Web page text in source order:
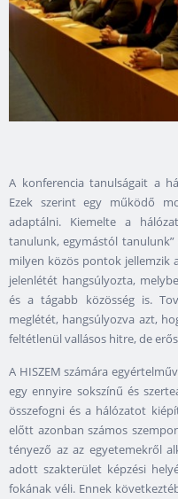
A konferencia tanulságait a
Ezek szerint egy működő
adaptálni. Kiemelte a
tanulunk, egymástól
milyen közös pontok jellemzik
jelenlétét hangsúlyozta,
és a tágabb közösség is.
meglétét, hangsúlyozva azt,
feltétlenül vallásos hitre, de
A HISZEM számára
egy ennyire sokszínű és
összefogni és a hálózatot
előtt azonban számos
tényező az az egyetemekről
adott szakterület képzési
fokának véli. Ennek